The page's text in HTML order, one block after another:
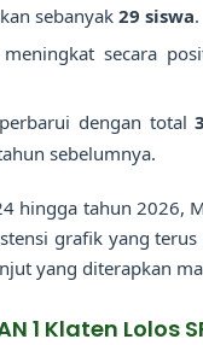
sebanyak 29 siswa.
secara
dengan total
sebelumnya.
hingga tahun 2026,
grafik yang
yang diterapkan
1 Klaten Lolos